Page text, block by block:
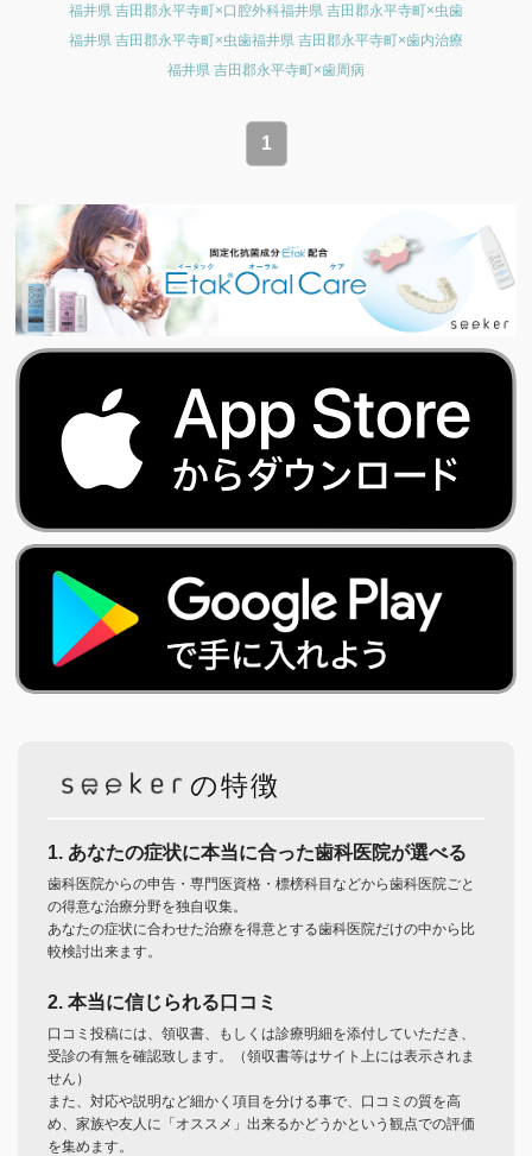
福井県 吉田郡永平寺町×口腔外科福井県 吉田郡永平寺町×虫歯
福井県 吉田郡永平寺町×虫歯福井県 吉田郡永平寺町×歯内治療
福井県 吉田郡永平寺町×歯周病
1
の特徴
1. あなたの症状に本当に合った歯科医院が選べる
歯科医院からの申告・専門医資格・標榜科目などから歯科医院ごと
の得意な治療分野を独自収集。
あなたの症状に合わせた治療を得意とする歯科医院だけの中から比
較検討出来ます。
2. 本当に信じられる口コミ
口コミ投稿には、領収書、もしくは診療明細を添付していただき、
受診の有無を確認致します。（領収書等はサイト上には表示されま
せん）
また、対応や説明など細かく項目を分ける事で、口コミの質を高
め、家族や友人に「オススメ」出来るかどうかという観点での評価
を集めます。